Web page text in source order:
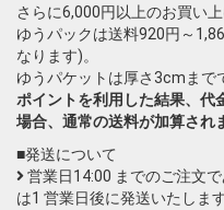
さらに6,000円以上のお買い
ゆうパックは送料920円～
なります)。
ゆうパケットは厚さ3cmまで
ポイントを利用した結果、代
場合、通常の送料が加算され
■発送について
営業日14:00 までのご注文
は1 営業日後に発送いたします